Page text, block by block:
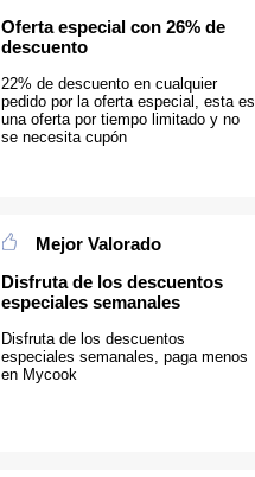
Oferta especial con 26% de
descuento
22% de descuento en cualquier
pedido por la oferta especial, esta es
una oferta por tiempo limitado y no
se necesita cupón
Mejor Valorado
Disfruta de los descuentos
especiales semanales
Disfruta de los descuentos
especiales semanales, paga menos
en Mycook